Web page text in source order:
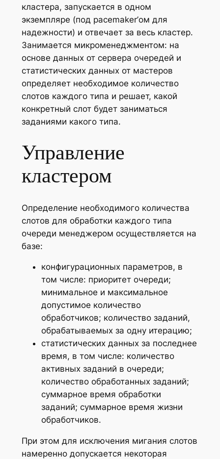
кластера, запускается в одном
экземпляре (под pacemaker’ом для
надежности) и отвечает за весь кластер.
Занимается микроменеджментом: на
основе данных от сервера очередей и
статистических данных от мастеров
определяет необходимое количество
слотов каждого типа и решает, какой
конкретный слот будет заниматься
заданиями какого типа.
Управление
кластером
Определение необходимого количества
слотов для обработки каждого типа
очереди менеджером осуществляется на
базе:
конфигурационных параметров, в
том числе: приоритет очереди;
минимальное и максимальное
допустимое количество
обработчиков; количество заданий,
обрабатываемых за одну итерацию;
статистических данных за последнее
время, в том числе: количество
активных заданий в очереди;
количество обработанных заданий;
суммарное время обработки
заданий; суммарное время жизни
обработчиков.
При этом для исключения мигания слотов
намеренно допускается некоторая